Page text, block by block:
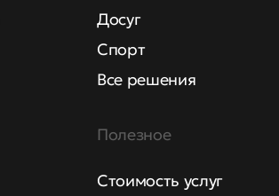
Досуг
Спорт
Все решения
Полезное
Стоимость услуг